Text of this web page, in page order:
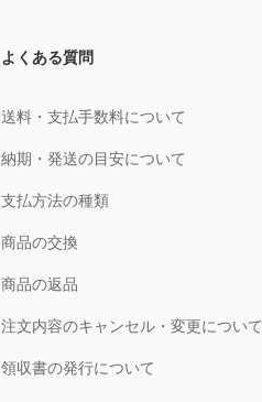
よくある質問
送料・支払手数料について
納期・発送の目安について
支払方法の種類
商品の交換
商品の返品
注文内容のキャンセル・変更について
領収書の発行について